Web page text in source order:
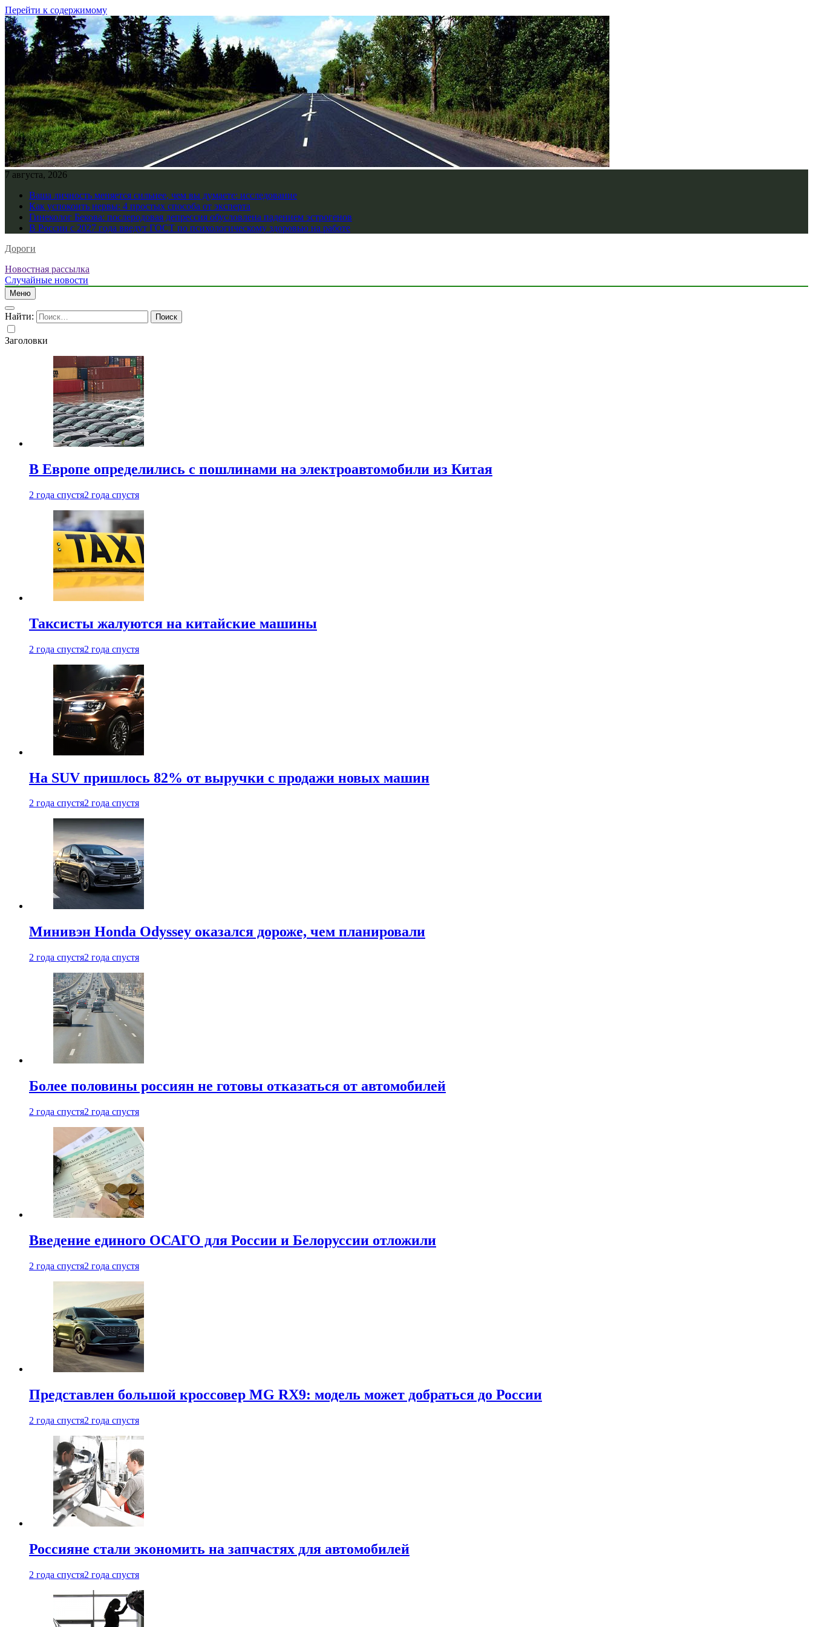
Перейти к содержимому
7 августа, 2026
Ваша личность меняется сильнее, чем вы думаете: исследование
Как успокоить нервы: 4 простых способа от эксперта
Гинеколог Бекова: послеродовая депрессия обусловлена падением эстрогенов
В России с 2027 года введут ГОСТ по психологическому здоровью на работе
Дороги
Новостная рассылка
Случайные новости
Меню
Найти:
Заголовки
В Европе определились с пошлинами на электроавтомобили из Китая
2 года спустя2 года спустя
Таксисты жалуются на китайские машины
2 года спустя2 года спустя
На SUV пришлось 82% от выручки с продажи новых машин
2 года спустя2 года спустя
Минивэн Honda Odyssey оказался дороже, чем планировали
2 года спустя2 года спустя
Более половины россиян не готовы отказаться от автомобилей
2 года спустя2 года спустя
Введение единого ОСАГО для России и Белоруссии отложили
2 года спустя2 года спустя
Представлен большой кроссовер MG RX9: модель может добраться до России
2 года спустя2 года спустя
Россияне стали экономить на запчастях для автомобилей
2 года спустя2 года спустя